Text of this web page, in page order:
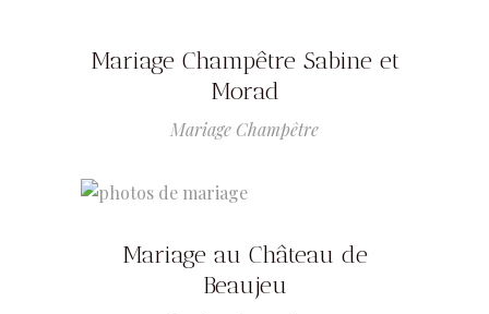
Mariage Champêtre Sabine et
Morad
Mariage Champêtre
Mariage au Château de
Beaujeu